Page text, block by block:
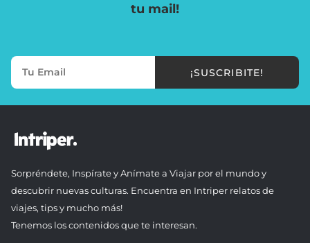
tu mail!
¡SUSCRIBITE!
Sorpréndete, Inspírate y Anímate a Viajar por el mundo y
descubrir nuevas culturas. Encuentra en Intriper relatos de
viajes, tips y mucho más!
Tenemos los contenidos que te interesan.